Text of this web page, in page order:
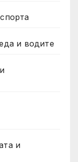
и водите
и